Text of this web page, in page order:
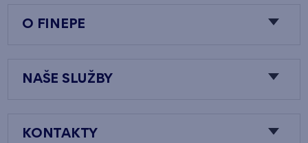
O FINEPE
NAŠE SLUŽBY
KONTAKTY